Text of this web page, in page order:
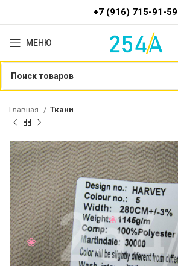
+7 (916) 715-91-59
МЕНЮ
Главная Ткани